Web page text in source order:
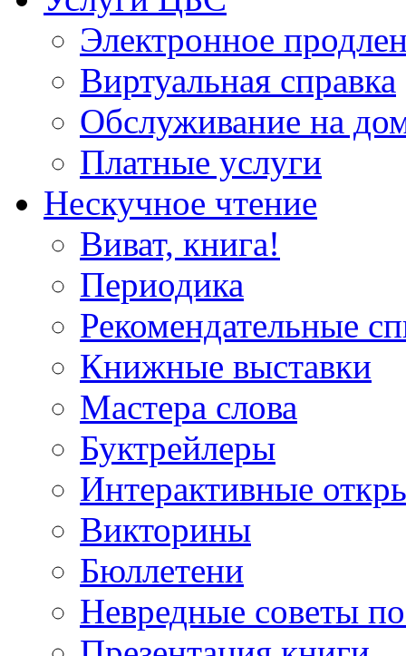
Электронное
Виртуальная справка
Обслуживание на
Платные услуги
Нескучное чтение
Виват, книга!
Периодика
Рекомендательные
Книжные выставки
Мастера слова
Буктрейлеры
Интерактивные
Викторины
Бюллетени
Невредные советы